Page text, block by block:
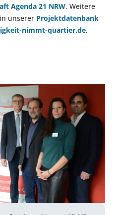
Agenda 21 NRW. Weitere
unserer Projektdatenbank
nimmt-quartier.de.